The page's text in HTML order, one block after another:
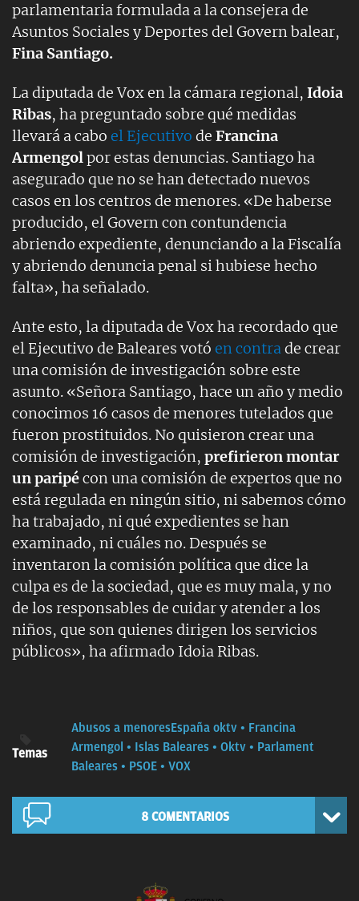
parlamentaria formulada a la consejera de
Asuntos Sociales y Deportes del Govern balear,
Fina Santiago.
La diputada de Vox en la cámara regional, Idoia
Ribas, ha preguntado sobre qué medidas
llevará a cabo el Ejecutivo de Francina
Armengolpor estas denuncias. Santiago ha
asegurado que no se han detectado nuevos
casos en los centros de menores. «De haberse
producido, el Govern con contundencia
abriendo expediente, denunciando a la Fiscalía
y abriendo denuncia penal si hubiese hecho
falta», ha señalado.
Ante esto, la diputada de Vox ha recordado que
el Ejecutivo de Baleares votó en contrade crear
una comisión de investigación sobre este
asunto. «Señora Santiago, hace un año y medio
conocimos 16 casos de menores tutelados que
fueron prostituidos. No quisieron crear una
comisión de investigación, prefirieron montar
un paripécon una comisión de expertos que no
está regulada en ningún sitio, ni sabemos cómo
ha trabajado, ni qué expedientes se han
examinado, ni cuáles no. Después se
inventaron la comisión política que dice la
culpa es de la sociedad, que es muy mala, y no
de los responsables de cuidar y atender a los
niños, que son quienes dirigen los servicios
públicos», ha afirmado Idoia Ribas.
Temas
Abusos a menoresEspaña oktv
Francina
Armengol
Islas Baleares Oktv
Parlament
Baleares
PSOE VOX
8 COMENTARIOS